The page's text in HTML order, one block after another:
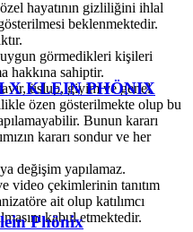
özel hayatının gizliliğini ihlal
beklenmektedir.
görmedikleri kişileri
hakkına sahiptir.
üslup, giyim ve genel
özen gösterilmekte olup bu
Bunun kararı
kararı sondur ve her
değişim yapılamaz.
video çekimlerinin tanıtım
ait olup katılımcı
kabul etmektedir.
X KLEIN PHÖNIX
Beach Party | Klein Phönix